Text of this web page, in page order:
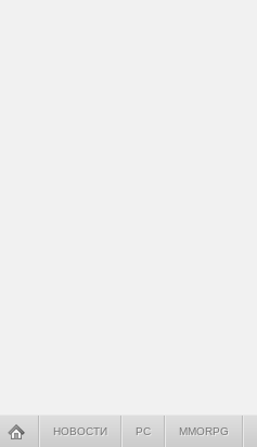
НОВОСТИ PC MMORPG